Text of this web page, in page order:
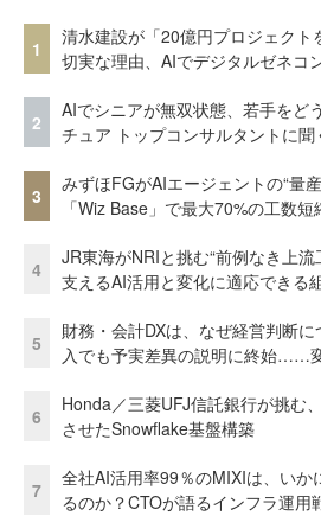
1
清水建設が「20億円プロジェクト
切実な理由、AIでデジタルゼネコ
2
AIでシニアが無双状態、若手をど
チュア トップコンサルタントに聞
3
みずほFGがAIエージェントの“量
「Wiz Base」で最大70%の工数短
4
JR東海がNRIと挑む“前例なき上
支えるAI活用と変化に適応できる
5
財務・会計DXは、なぜ経営判断
入でも予実差異の説明に終始……
6
Honda／三菱UFJ信託銀行が挑む
させたSnowflake基盤構築
7
全社AI活用率99％のMIXIは、いか
るのか？CTOが語るインフラ運用